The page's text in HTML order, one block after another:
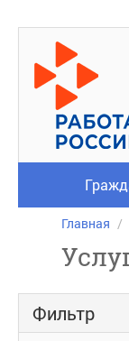
Главная
Фильтр